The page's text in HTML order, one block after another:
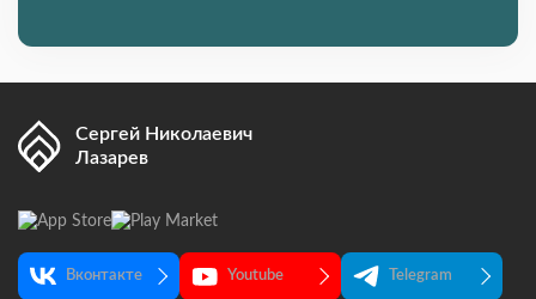
Сергей Николаевич
Лазарев
Вконтакте Youtube Telegram